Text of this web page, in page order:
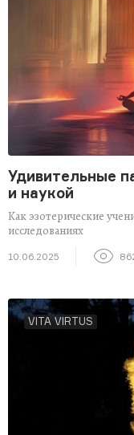
Удивительные
и наукой
Как эзотерические
исследованиях
10.06.2025
VITA VIRTUS